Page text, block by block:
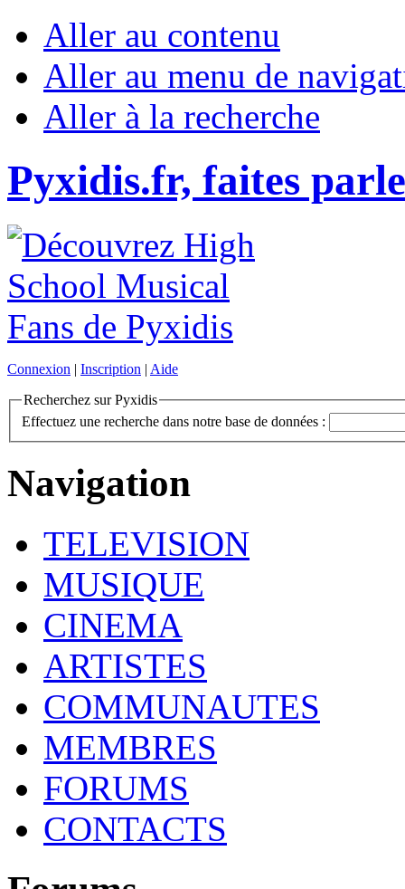
Aller au contenu
Aller au menu de
Aller à la recherche
Pyxidis.fr, faites
Connexion | Inscription | Aide
Recherchez sur Pyxidis
Effectuez une recherche dans notre base de données :
Navigation
TELEVISION
MUSIQUE
CINEMA
ARTISTES
COMMUNAUTES
MEMBRES
FORUMS
CONTACTS